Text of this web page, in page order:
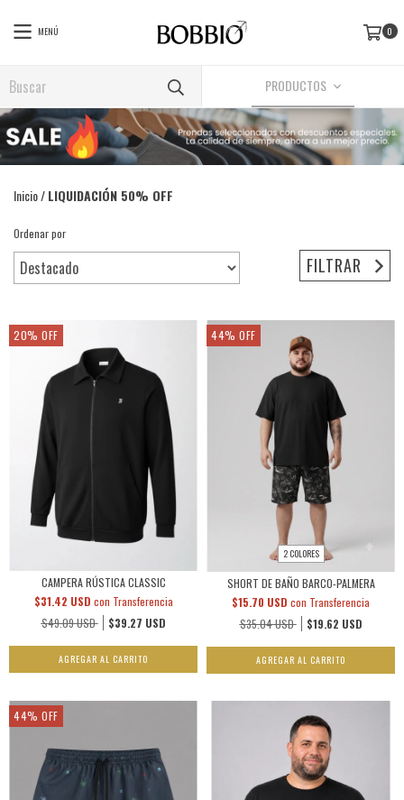
MENÚ 0
PRODUCTOS
Inicio/LIQUIDACIÓN 50% OFF
Ordenar por
FILTRAR
20% OFF
CAMPERA RÚSTICA CLASSIC
$49.09 USD $39.27 USD
$31.42 USD con Transferencia
AGREGAR AL CARRITO
44% OFF
2 COLORES
SHORT DE BAÑO BARCO-PALMERA
$35.04 USD $19.62 USD
$15.70 USD con Transferencia
AGREGAR AL CARRITO
44% OFF